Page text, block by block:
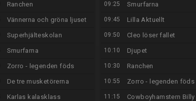
Ranchen
Vännerna och gröna ljuset
Superhjälteskolan
Smurfarna
Zorro - legenden föds
De tre musketörerna
Karlas kalasklass
09:25 Smurfarna
09:45 Lilla Aktuellt
09:50 Cleo löser fallet
10:10 Djupet
10:30 Ranchen
10:55 Zorro - legenden föds
11:15 Cowboyhamstern Billy